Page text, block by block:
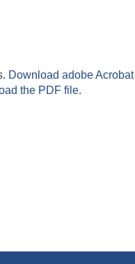
Download adobe Acrobat
the PDF file.